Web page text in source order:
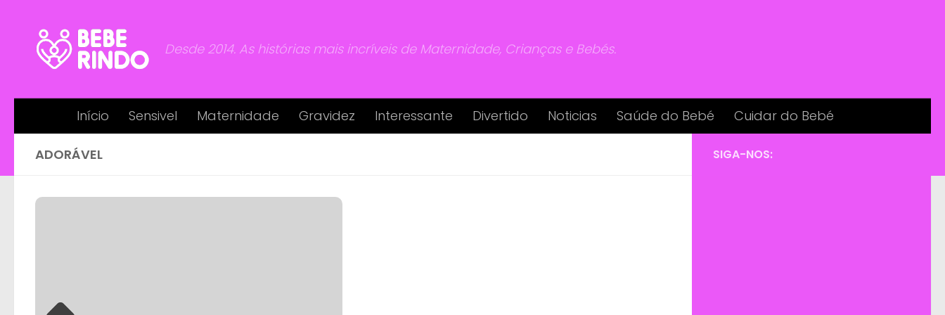
Desde 2014. As histórias mais incríveis de Maternidade, Crianças e Bebés.
Início Sensivel Maternidade Gravidez Interessante Divertido Noticias Saúde do Bebé Cuidar do Bebé
ADORÁVEL SIGA-NOS: